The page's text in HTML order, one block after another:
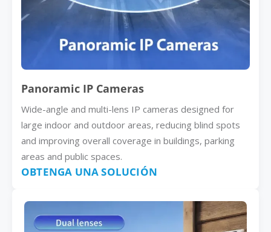
Panoramic IP Cameras
Wide-angle and multi-lens IP cameras designed for
large indoor and outdoor areas, reducing blind spots
and improving overall coverage in buildings, parking
areas and public spaces.
OBTENGA UNA SOLUCIÓN